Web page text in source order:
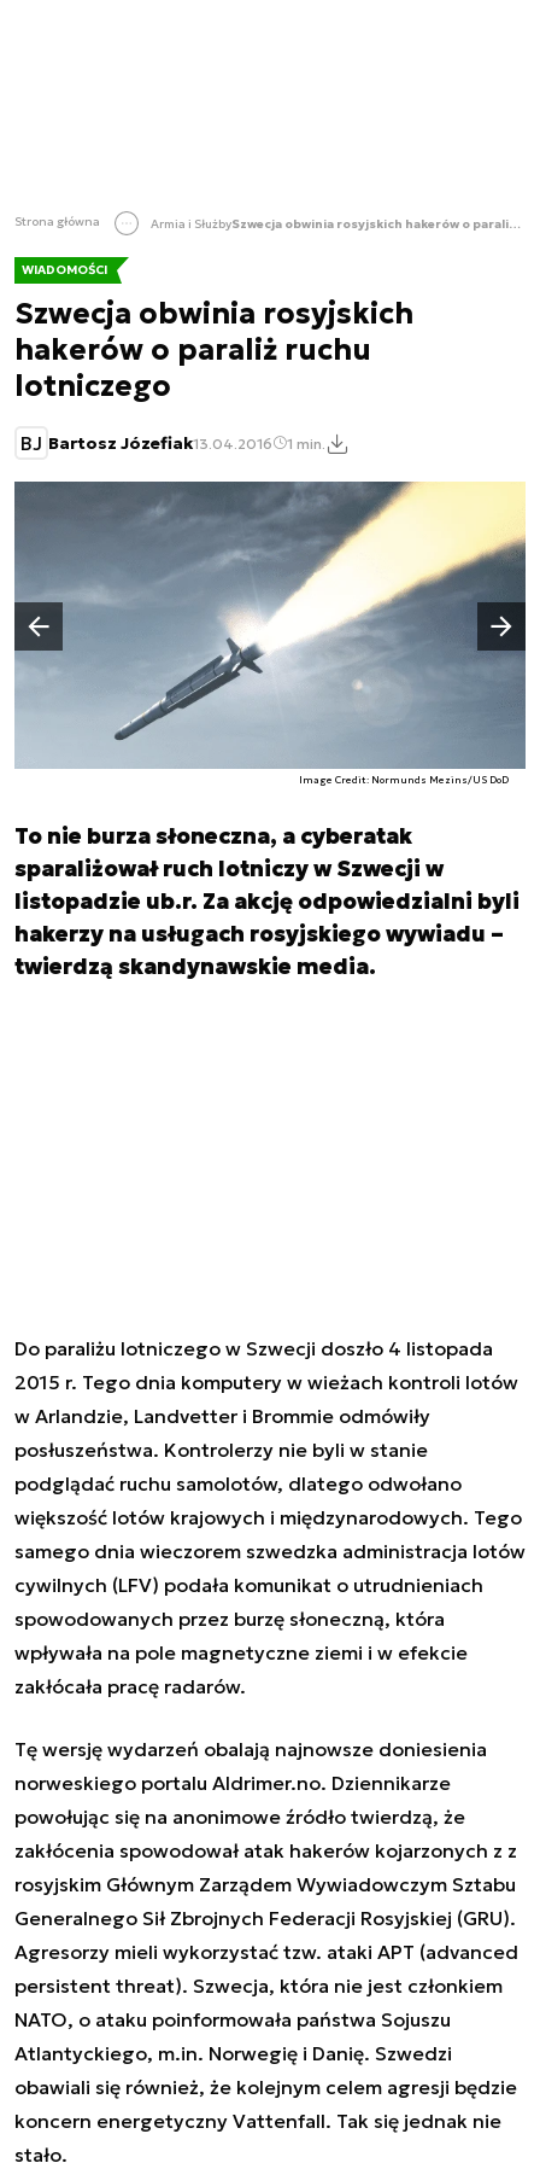
Strona główna Armia i Służby Szwecja obwinia rosyjskich hakerów o paraliż ruchu lotniczego
WIADOMOŚCI
Szwecja obwinia rosyjskich
hakerów o paraliż ruchu
lotniczego
BJ Bartosz Józefiak13.04.2016 1 min.
Image Credit: Normunds Mezins/US DoD
Poprzedni slajd
Następny slajd
To nie burza słoneczna, a cyberatak
sparaliżował ruch lotniczy w Szwecji w
listopadzie ub.r. Za akcję odpowiedzialni byli
hakerzy na usługach rosyjskiego wywiadu –
twierdzą skandynawskie media.
Do paraliżu lotniczego w Szwecji doszło 4 listopada
2015 r. Tego dnia komputery w wieżach kontroli lotów
w Arlandzie, Landvetter i Brommie odmówiły
posłuszeństwa. Kontrolerzy nie byli w stanie
podglądać ruchu samolotów, dlatego odwołano
większość lotów krajowych i międzynarodowych. Tego
samego dnia wieczorem szwedzka administracja lotów
cywilnych (LFV) podała komunikat o utrudnieniach
spowodowanych przez burzę słoneczną, która
wpływała na pole magnetyczne ziemi i w efekcie
zakłócała pracę radarów.
Tę wersję wydarzeń obalają najnowsze doniesienia
norweskiego portalu Aldrimer.no. Dziennikarze
powołując się na anonimowe źródło twierdzą, że
zakłócenia spowodował atak hakerów kojarzonych z z
rosyjskim Głównym Zarządem Wywiadowczym Sztabu
Generalnego Sił Zbrojnych Federacji Rosyjskiej (GRU).
Agresorzy mieli wykorzystać tzw. ataki APT (advanced
persistent threat). Szwecja, która nie jest członkiem
NATO, o ataku poinformowała państwa Sojuszu
Atlantyckiego, m.in. Norwegię i Danię. Szwedzi
obawiali się również, że kolejnym celem agresji będzie
koncern energetyczny Vattenfall. Tak się jednak nie
stało.